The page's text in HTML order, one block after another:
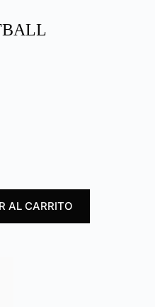
AL CARRITO